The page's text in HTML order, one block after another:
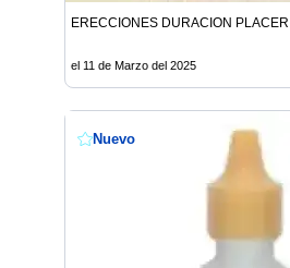
ERECCIONES DURACION
el 11 de Marzo del 2025
Nuevo